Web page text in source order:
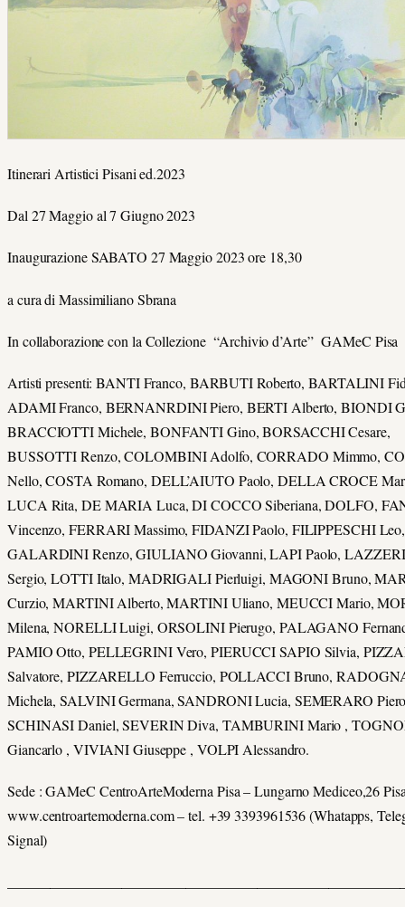
Itinerari Artistici Pisani ed.2023
Dal 27 Maggio al 7 Giugno 2023
Inaugurazione SABATO 27 Maggio 2023 ore 18,30
a cura di Massimiliano Sbrana
In collaborazione con la Collezione “Archivio d’Arte” GAMeC Pisa
Artisti presenti: BANTI Franco, BARBUTI Roberto, BARTALINI
ADAMI Franco, BERNANRDINI Piero, BERTI Alberto, BIONDI
BRACCIOTTI Michele, BONFANTI Gino, BORSACCHI Cesare,
BUSSOTTI Renzo, COLOMBINI Adolfo, CORRADO Mimmo,
Nello, COSTA Romano, DELL’AIUTO Paolo, DELLA CROCE
LUCA Rita, DE MARIA Luca, DI COCCO Siberiana, DOLFO,
Vincenzo, FERRARI Massimo, FIDANZI Paolo, FILIPPESCHI Leo,
GALARDINI Renzo, GIULIANO Giovanni, LAPI Paolo,
Sergio, LOTTI Italo, MADRIGALI Pierluigi, MAGONI Bruno,
Curzio, MARTINI Alberto, MARTINI Uliano, MEUCCI Mario,
Milena, NORELLI Luigi, ORSOLINI Pierugo, PALAGANO
PAMIO Otto, PELLEGRINI Vero, PIERUCCI SAPIO Silvia,
Salvatore, PIZZARELLO Ferruccio, POLLACCI Bruno,
Michela, SALVINI Germana, SANDRONI Lucia, SEMERARO
SCHINASI Daniel, SEVERIN Diva, TAMBURINI Mario ,
Giancarlo , VIVIANI Giuseppe , VOLPI Alessandro.
Sede : GAMeC CentroArteModerna Pisa – Lungarno Mediceo,26
www.centroartemoderna.com – tel. +39 3393961536 (Whatapps,
Signal)